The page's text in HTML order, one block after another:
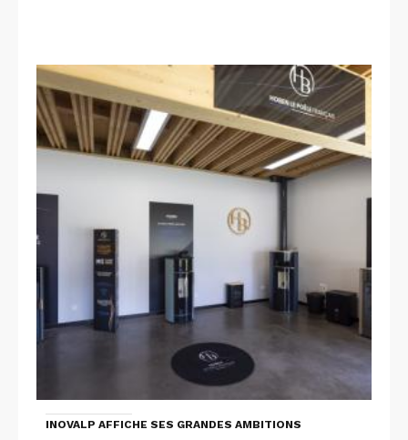
INOVALP AFFICHE SES GRANDES AMBITIONS